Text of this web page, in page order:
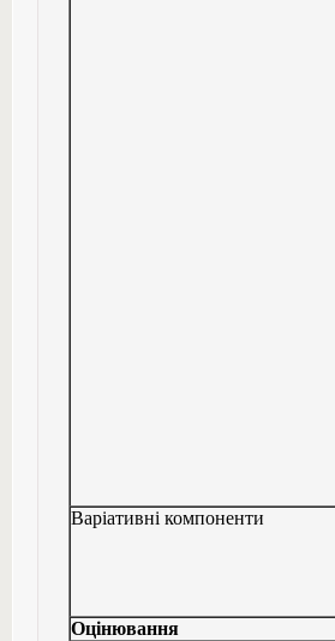
Варіативні компоненти
Оцінювання